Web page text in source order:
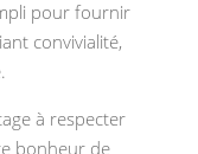
pour fournir
convivialité,
à respecter
bonheur de